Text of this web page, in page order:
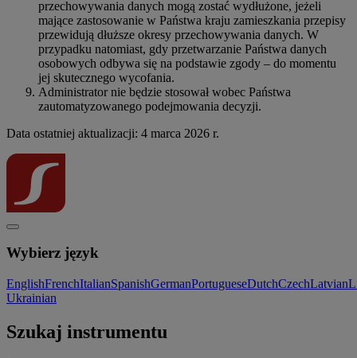
przechowywania danych mogą zostać wydłużone, jeżeli
mające zastosowanie w Państwa kraju zamieszkania przepisy
przewidują dłuższe okresy przechowywania danych. W
przypadku natomiast, gdy przetwarzanie Państwa danych
osobowych odbywa się na podstawie zgody – do momentu
jej skutecznego wycofania.
Administrator nie będzie stosował wobec Państwa
zautomatyzowanego podejmowania decyzji.
Data ostatniej aktualizacji: 4 marca 2026 r.
Wybierz język
EnglishFrenchItalianSpanishGermanPortugueseDutchCzechLatvian
Ukrainian
Szukaj instrumentu